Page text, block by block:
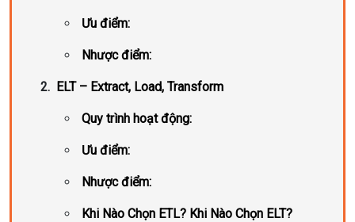
Ưu điểm:
Nhược điểm:
ELT – Extract, Load, Transform
Quy trình hoạt động:
Ưu điểm:
Nhược điểm:
Khi Nào Chọn ETL? Khi Nào Chọn ELT?